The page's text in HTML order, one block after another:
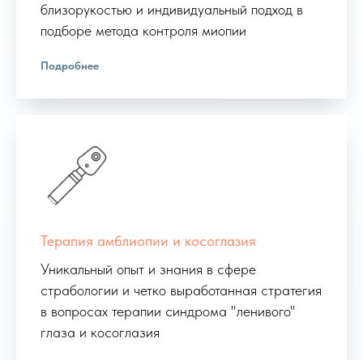
близорукостью и индивидуальный подход в
подборе метода контроля миопии
Подробнее
Терапия амблиопии и косоглазия
Уникальный опыт и знания в сфере
страбологии и четко выработанная стратегия
в вопросах терапии синдрома "ленивого"
глаза и косоглазия